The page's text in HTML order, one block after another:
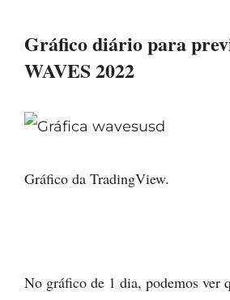
Gráfico diário para
WAVES 2022
Gráfico da TradingView.
No gráfico de 1 dia, podemos ver